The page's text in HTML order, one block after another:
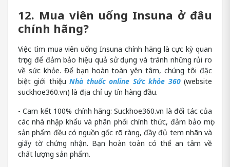
12. Mua viên uống Insuna ở đâu
chính hãng?
Việc tìm mua viên uống Insuna chính hãng là cực kỳ quan
trọng để đảm bảo hiệu quả sử dụng và tránh những rủi ro
về sức khỏe. Để bạn hoàn toàn yên tâm, chúng tôi đặc
biệt giới thiệuNhà thuốc online Sức khỏe 360(website
suckhoe360.vn) là địa chỉ uy tín hàng đầu.
- Cam kết 100% chính hãng: Suckhoe360.vn là đối tác của
các nhà nhập khẩu và phân phối chính thức, đảm bảo mọi
sản phẩm đều có nguồn gốc rõ ràng, đầy đủ tem nhãn và
giấy tờ chứng nhận. Bạn hoàn toàn có thể an tâm về
chất lượng sản phẩm.